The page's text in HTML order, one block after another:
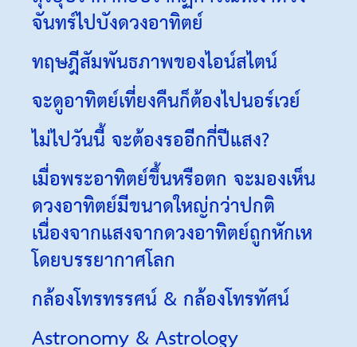
จันทร์ไปบังดวงอาทิตย์
ทฤษฎีสัมพันธภาพของไอน์สไตน์
จะดูอาทิตย์เที่ยงคืนก็ต้องไปนอร์เวย์
ไม่ไปวันนี้ จะต้องรออีกกี่ปีแสง?
เมื่อพระอาทิตย์ขึ้นหรือตก จะมองเห็น
ดวงอาทิตย์มีขนาดใหญ่กว่าปกติ
เนื่องจากแสงจากดวงอาทิตย์ถูกหักเห
โดยบรรยากาศโลก
กล้องโทรทรรศน์ & กล้องโทรทัศน์
Astronomy & Astrology